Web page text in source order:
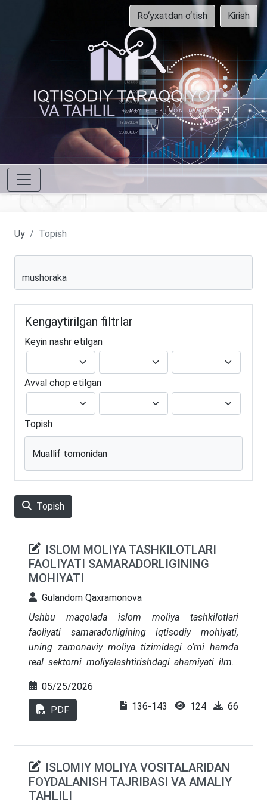
Ro‘yxatdan o‘tish Kirish
Uy Topish
Kengaytirilgan filtrlar
Keyin nashr etilgan
Avval chop etilgan
Topish
Muallif tomonidan
Topish
ISLOM MOLIYA TASHKILOTLARI
FAOLIYATI SAMARADORLIGINING
MOHIYATI
Gulandom Qaxramonova
Ushbu maqolada islom moliya tashkilotlari
faoliyati samaradorligining iqtisodiy mohiyati,
uning zamonaviy moliya tizimidagi o‘rni hamda
real sektorni moliyalashtirishdagi ahamiyati ilmiy
moliyasining asosiy tamoyillari — ribo, g‘arar va
maysirning taqiqlanishi, real aktivlarga tayanish,
foyda va zararlarni adolatli taqsimlash hamda
moliyalashtirish vositalari hisoblangan mushoraka,
mudoraba, murobaha, ijara, salam, istisno, sukuk,
qarzi hasana va takoful kabi instrumentlarning
05/25/2026
PDF 136-143 124 66
ISLOMIY MOLIYA VOSITALARIDAN
FOYDALANISH TAJRIBASI VA AMALIY
TAHLILI